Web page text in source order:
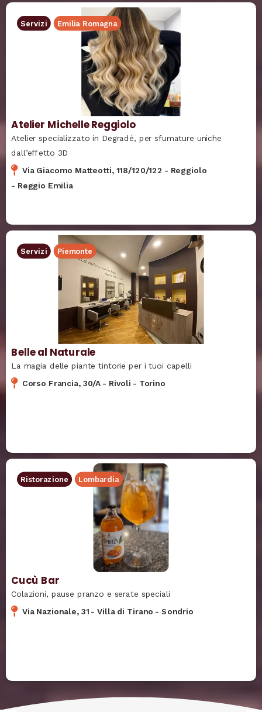
Servizi Emilia Romagna
Atelier Michelle Reggiolo
Atelier specializzato in Degradé, per sfumature uniche
dall’effetto 3D
Via Giacomo Matteotti, 118/120/122 - Reggiolo
- Reggio Emilia
Servizi Piemonte
Belle al Naturale
La magia delle piante tintorie per i tuoi capelli
Corso Francia, 30/A - Rivoli - Torino
Ristorazione Lombardia
Cucù Bar
Colazioni, pause pranzo e serate speciali
Via Nazionale, 31 -Villa di Tirano - Sondrio